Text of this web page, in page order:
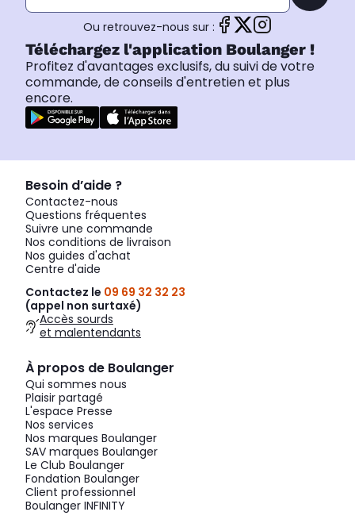
Ou retrouvez-nous sur :
Téléchargez l'application Boulanger !
Profitez d'avantages exclusifs, du suivi de votre
commande, de conseils d'entretien et plus
encore.
Besoin d’aide ?
Contactez-nous
Questions fréquentes
Suivre une commande
Nos conditions de livraison
Nos guides d'achat
Centre d'aide
Contactez le 09 69 32 32 23
(appel non surtaxé)
Accès sourds
et malentendants
À propos de Boulanger
Qui sommes nous
Plaisir partagé
L'espace Presse
Nos services
Nos marques Boulanger
SAV marques Boulanger
Le Club Boulanger
Fondation Boulanger
Client professionnel
Boulanger INFINITY